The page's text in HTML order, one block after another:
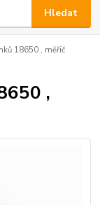
Hledat
18650 , měřič
,